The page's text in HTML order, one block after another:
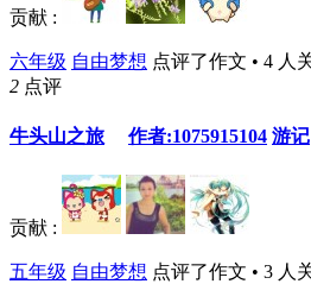
贡献 :
六年级 自由梦想 点评了作文 • 4 人
2 点评
牛头山之旅 作者:1075915104 游记
贡献 :
五年级 自由梦想 点评了作文 • 3 人